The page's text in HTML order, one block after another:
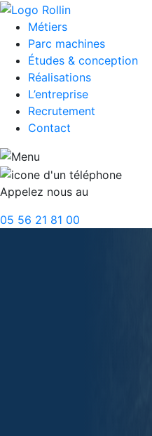
Métiers
Parc machines
Études & conception
Réalisations
L’entreprise
Recrutement
Contact
Appelez nous au
05 56 21 81 00